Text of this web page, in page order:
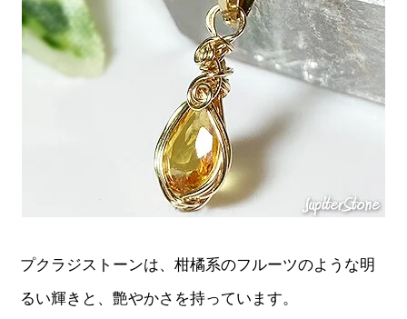
プクラジストーンは、柑橘系のフルーツのような明
るい輝きと、艶やかさを持っています。